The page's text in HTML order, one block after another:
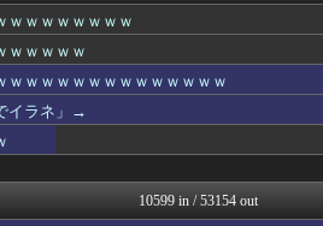
V速ニュップ
❤
なんJミュージアム
...
キニ速
うしみつ-5chまとめ-
不思議.net - 5ch...
筋肉速報
ｗｗｗｗｗｗｗｗ
ｗｗｗｗｗ
ｗｗｗｗｗｗｗｗｗｗｗｗｗｗ
イラネ」→
10599 in / 53154 out